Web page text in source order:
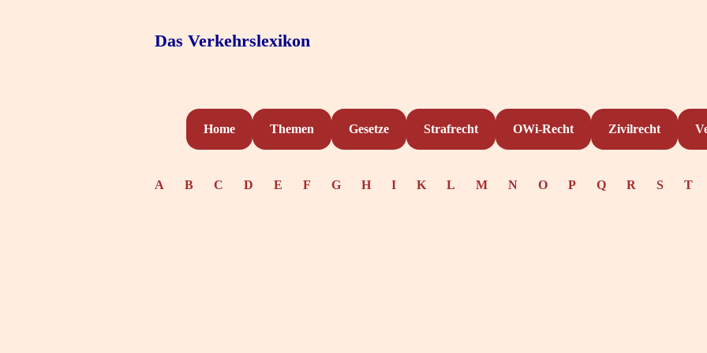
Das Verkehrslexikon
Home Themen Gesetze Strafrecht OWi-Recht Zivilrecht
A B C D E F G H I K L M N O P Q R S T